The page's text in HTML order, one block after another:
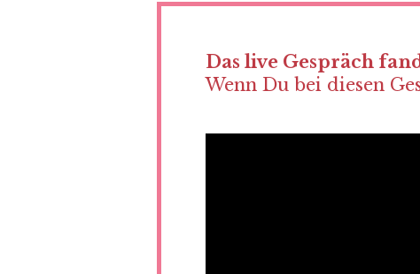
Das live Gespräch
Wenn Du bei diesen